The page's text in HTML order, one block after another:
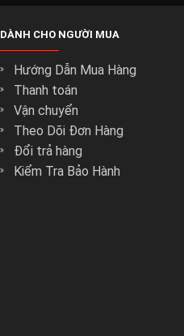
DÀNH CHO NGƯỜI MUA
Hướng Dẫn Mua Hàng
Thanh toán
Vận chuyển
Theo Dõi Đơn Hàng
Đổi trả hàng
Kiểm Tra Bảo Hành